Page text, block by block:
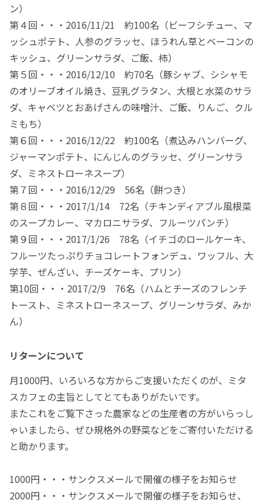
ン）
第４回・・・2016/11/21 約100名（ビーフシチュー、マ
ッシュポテト、人参のグラッセ、ほうれん草とベーコンの
キッシュ、グリーンサラダ、ご飯、柿）
第５回・・・2016/12/10 約70名（豚シャブ、シシャモ
のオリーブオイル焼き、豆乳グラタン、大根と水菜のサラ
ダ、キャベツとおあげさんの味噌汁、ご飯、りんご、クル
ミもち）
第６回・・・2016/12/22 約100名（煮込みハンバーグ、
ジャーマンポテト、にんじんのグラッセ、グリーンサラ
ダ、ミネストローネスープ）
第７回・・・2016/12/29 56名（餅つき）
第８回・・・2017/1/14 72名（チキンディアブル風根菜
のスープカレー、マカロニサラダ、フルーツパンチ）
第９回・・・2017/1/26 78名（イチゴのロールケーキ、
フルーツたっぷりチョコレートフォンデュ、ワッフル、大
学芋、ぜんざい、チーズケーキ、プリン）
第10回・・・2017/2/9 76名（ハムとチーズのフレンチ
トースト、ミネストローネスープ、グリーンサラダ、みか
ん）
リターンについて
月1000円、いろいろな方からご支援いただくのが、ミタ
スカフェの主旨としてとてもありがたいです。
またこれをご覧下さった農家などの生産者の方がいらっし
ゃいましたら、ぜひ規格外の野菜などをご寄付いただける
と助かります。
1000円・・・サンクスメールで開催の様子をお知らせ
2000円・・・サンクスメールで開催の様子をお知らせ、